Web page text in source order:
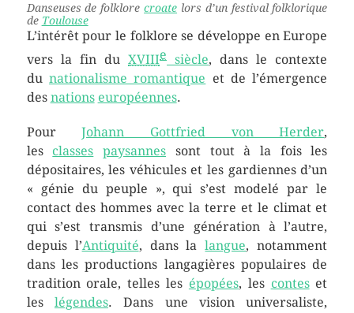
Danseuses de folklorecroate lors d’un festival folklorique
de Toulouse
L’intérêt pour le folklore se développe en Europe
vers la fin du XVIIIe siècle, dans le contexte
du nationalisme romantique et de l’émergence
des nations européennes.
PourJohann Gottfried von Herder,
les classes paysannes sont tout à la fois les
dépositaires, les véhicules et les gardiennes d’un
« génie du peuple », qui s’est modelé par le
contact des hommes avec la terre et le climat et
qui s’est transmis d’une génération à l’autre,
depuis l’Antiquité, dans lalangue, notamment
dans les productions langagières populaires de
tradition orale, telles les épopées, les conteset
les légendes. Dans une vision universaliste,